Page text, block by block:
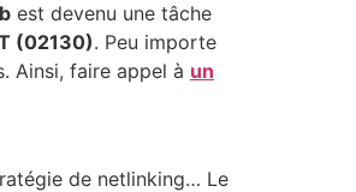
est devenu une tâche
(02130). Peu importe
Ainsi, faire appel à un
de netlinking… Le